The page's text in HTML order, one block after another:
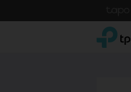
to
TP-